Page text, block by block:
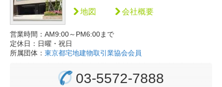
地図 会社概要
営業時間：AM9:00～PM6:00まで
定休日：日曜・祝日
所属団体： 東京都宅地建物取引業協会会員
03-5572-7888